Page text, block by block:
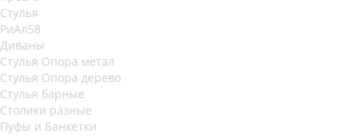
Стулья
РиАл58
Диваны
Стулья Опора метал
Стулья Опора дерево
Стулья барные
Столики разные
Пуфы и Банкетки